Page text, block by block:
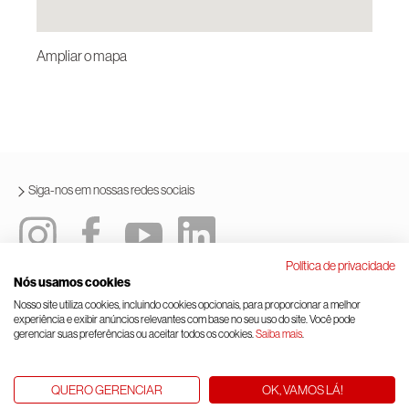
Ampliar o mapa
Siga-nos em nossas redes sociais
Política integrada
Termos e condições de uso
Lei geral de proteção de dados
Gerenciamento de cookies
© Rinnai Corporation.
Subir
Política de privacidade
Nós usamos cookies
Nosso site utiliza cookies, incluindo cookies opcionais, para proporcionar a melhor
experiência e exibir anúncios relevantes com base no seu uso do site. Você pode
gerenciar suas preferências ou aceitar todos os cookies.Saiba mais.
QUERO GERENCIAR OK, VAMOS LÁ!